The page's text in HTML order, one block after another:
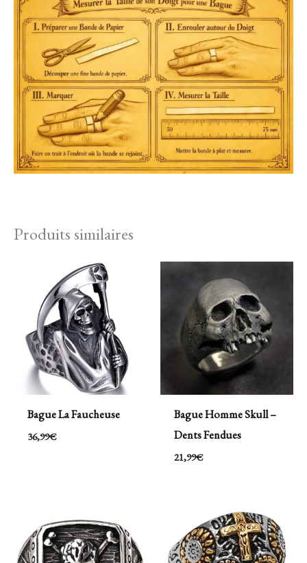
Produits similaires
Bague La Faucheuse
36,99€
Bague Homme Skull –
Dents Fendues
21,99€